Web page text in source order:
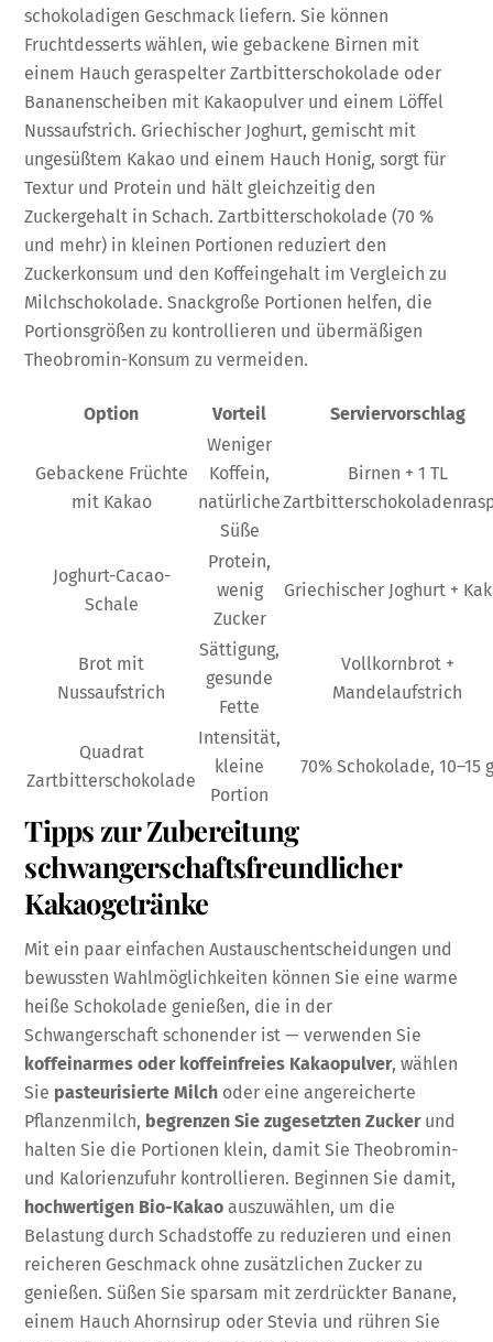
schokoladigen Geschmack liefern. Sie können
Fruchtdesserts wählen, wie gebackene Birnen mit
einem Hauch geraspelter Zartbitterschokolade oder
Bananenscheiben mit Kakaopulver und einem Löffel
Nussaufstrich. Griechischer Joghurt, gemischt mit
ungesüßtem Kakao und einem Hauch Honig, sorgt für
Textur und Protein und hält gleichzeitig den
Zuckergehalt in Schach. Zartbitterschokolade (70 %
und mehr) in kleinen Portionen reduziert den
Zuckerkonsum und den Koffeingehalt im Vergleich zu
Milchschokolade. Snackgroße Portionen helfen, die
Portionsgrößen zu kontrollieren und übermäßigen
Theobromin-Konsum zu vermeiden.
Option Vorteil Serviervorschlag
Gebackene Früchte
mit Kakao
Weniger
Koffein,
natürliche
Süße
Birnen + 1 TL
Joghurt-Cacao-
Schale
Protein,
wenig
Zucker
Griechischer Joghurt +
Brot mit
Nussaufstrich
Sättigung,
gesunde
Fette
Vollkornbrot +
Mandelaufstrich
Quadrat
Zartbitterschokolade
Intensität,
kleine
Portion
70% Schokolade, 10–15
Tipps zur Zubereitung
schwangerschaftsfreundlicher
Kakaogetränke
Mit ein paar einfachen Austauschentscheidungen und
bewussten Wahlmöglichkeiten können Sie eine warme
heiße Schokolade genießen, die in der
Schwangerschaft schonender ist — verwenden Sie
koffeinarmes oder koffeinfreies Kakaopulver, wählen
Sie pasteurisierte Milch oder eine angereicherte
Pflanzenmilch, begrenzen Sie zugesetzten Zuckerund
halten Sie die Portionen klein, damit Sie Theobromin-
und Kalorienzufuhr kontrollieren. Beginnen Sie damit,
hochwertigen Bio-Kakao auszuwählen, um die
Belastung durch Schadstoffe zu reduzieren und einen
reicheren Geschmack ohne zusätzlichen Zucker zu
genießen. Süßen Sie sparsam mit zerdrückter Banane,
einem Hauch Ahornsirup oder Stevia und rühren Sie